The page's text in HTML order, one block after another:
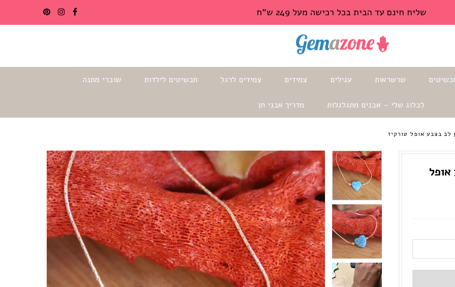
שליח חינם עד הבית בכל רכישה מעל 249 ש"ח
שרשראות עגילים צמידים צמידים לרגל תכשיטים לילדות שוברי מתנה
לבלוג שלי - אבנים מתגלגלות מדריך אבני חן
לב בצבע אופל טורקיז